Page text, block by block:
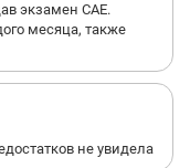
экзамен CAE.
месяца, также
не увидела